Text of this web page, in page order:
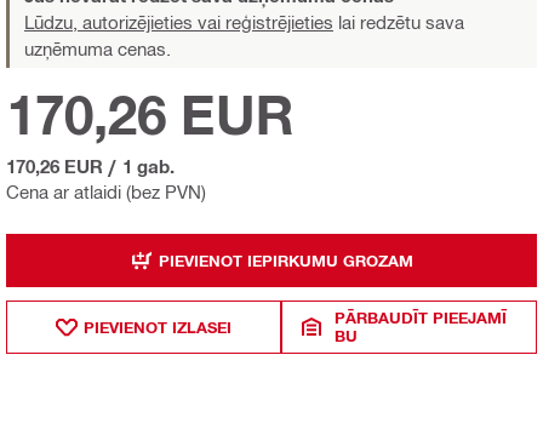
Lūdzu, autorizējieties vai reģistrējieties lai redzētu sava
uzņēmuma cenas.
Cena ar atlaidi (bez PVN)
170,26 EUR
170,26 EUR / 1 gab.
PIEVIENOT IEPIRKUMU GROZAM
PIEVIENOT IZLASEI
PĀRBAUDĪT PIEEJAMĪ
BU